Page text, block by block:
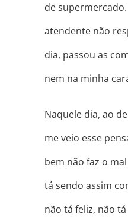
de
atendente não
dia, passou as
nem na minha
Naquele dia, ao
me veio esse
bem não faz o
tá sendo assim
não tá feliz, não